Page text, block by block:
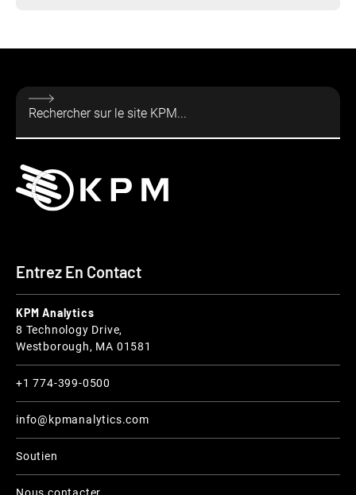
Entrez En Contact
KPM Analytics
8 Technology Drive,
Westborough, MA 01581
+1 774-399-0500
info@kpmanalytics.com
Soutien